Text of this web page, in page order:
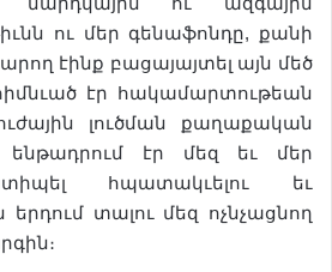
ու մեր գենաֆոնդը, քանի
էինք բացայայտել այն մեծ
էր հակամարտութեան
լուծման քաղաքական
էր մեզ եւ մեր
հպատակւելու եւ
տալու մեզ ոչնչացնող